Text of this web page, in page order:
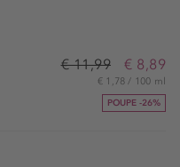
€ 11,99 € 8,89
€ 1,78 / 100 ml
POUPE -26%